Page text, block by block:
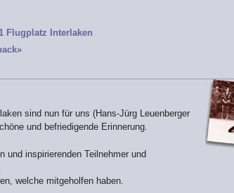
Flugplatz Interlaken
sind nun für uns (Hans-Jürg Leuenberger
und befriedigende Erinnerung.
und inspirierenden Teilnehmer und
welche mitgeholfen haben.